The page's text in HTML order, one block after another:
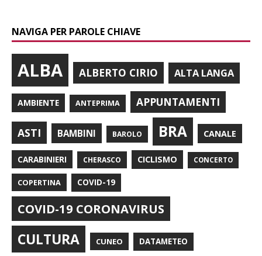
NAVIGA PER PAROLE CHIAVE
ALBA ALBERTO CIRIO ALTA LANGA
AMBIENTE ANTEPRIMA APPUNTAMENTI
ASTI BAMBINI BAROLO BRA CANALE
CARABINIERI CHERASCO CICLISMO CONCERTO
COPERTINA COVID-19
COVID-19 CORONAVIRUS
CULTURA CUNEO DATAMETEO